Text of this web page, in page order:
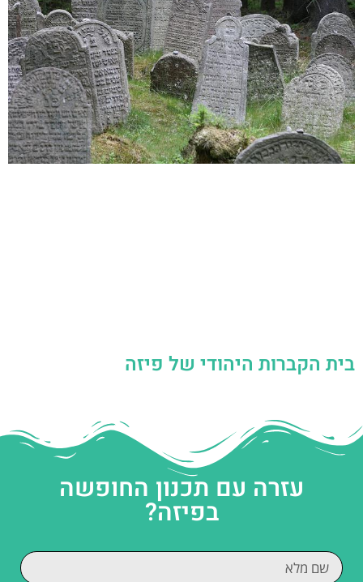
בית הקברות היהודי של פיזה
עזרה עם תכנון החופשה
בפיזה?